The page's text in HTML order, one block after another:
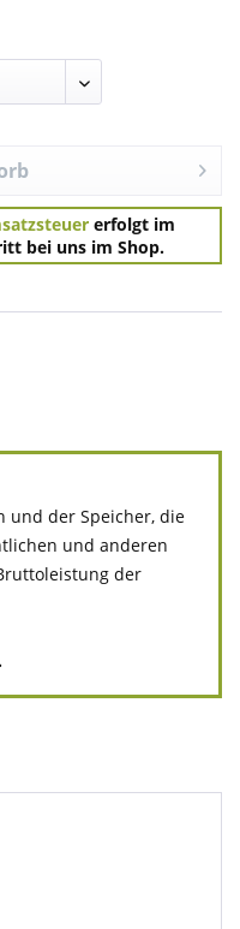
erfolgt im
bei uns im Shop.
und der Speicher, die
und anderen
der